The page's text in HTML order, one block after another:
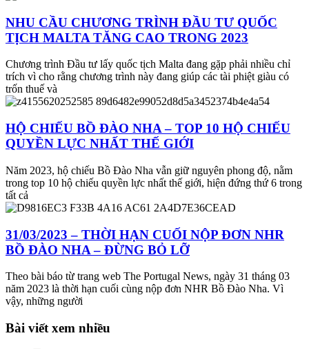
NHU CẦU CHƯƠNG TRÌNH ĐẦU TƯ QUỐC
TỊCH MALTA TĂNG CAO TRONG 2023
Chương trình Đầu tư lấy quốc tịch Malta đang gặp phải nhiều chỉ
trích vì cho rằng chương trình này đang giúp các tài phiệt giàu có
trốn thuế và
HỘ CHIẾU BỒ ĐÀO NHA – TOP 10 HỘ CHIẾU
QUYỀN LỰC NHẤT THẾ GIỚI
Năm 2023, hộ chiếu Bồ Đào Nha vẫn giữ nguyên phong độ, nằm
trong top 10 hộ chiếu quyền lực nhất thế giới, hiện đứng thứ 6 trong
tất cả
31/03/2023 – THỜI HẠN CUỐI NỘP ĐƠN NHR
BỒ ĐÀO NHA – ĐỪNG BỎ LỠ
Theo bài báo từ trang web The Portugal News, ngày 31 tháng 03
năm 2023 là thời hạn cuối cùng nộp đơn NHR Bồ Đào Nha. Vì
vậy, những người
Bài viết xem nhiều